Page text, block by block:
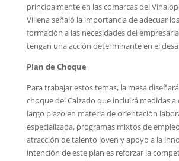
principalmente en las comarcas del
Villena señaló la importancia de adecuar
formación a las necesidades del
tengan una acción determinante en el
Plan de Choque
Para trabajar estos temas, la mesa
choque del Calzado que incluirá medidas
largo plazo en materia de orientación
especializada, programas mixtos de
atracción de talento joven y apoyo a la
intención de este plan es reforzar la